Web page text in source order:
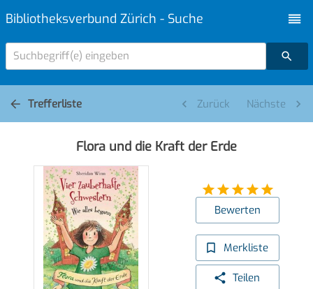
Bibliotheksverbund Zürich - Suche
Suchbegriff(e) eingeben
Trefferliste Zurück Nächste
Flora und die Kraft der Erde
Bewerten
Merkliste
Teilen